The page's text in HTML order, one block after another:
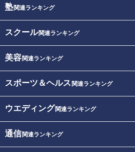
塾関連ランキング
スクール関連ランキング
美容関連ランキング
スポーツ＆ヘルス 関連ランキング
ウエディング関連ランキング
通信関連ランキング